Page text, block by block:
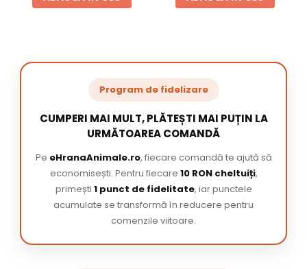
Program de fidelizare
CUMPERI MAI MULT, PLĂTEȘTI MAI PUȚIN LA
URMĂTOAREA COMANDĂ
Pe eHranaAnimale.ro, fiecare comandă te ajută să
economisești. Pentru fiecare 10 RON cheltuiți,
primești 1 punct de fidelitate, iar punctele
acumulate se transformă în reducere pentru
comenzile viitoare.